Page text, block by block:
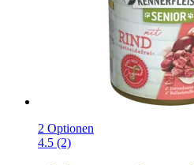
2 Optionen
4.5 (2)